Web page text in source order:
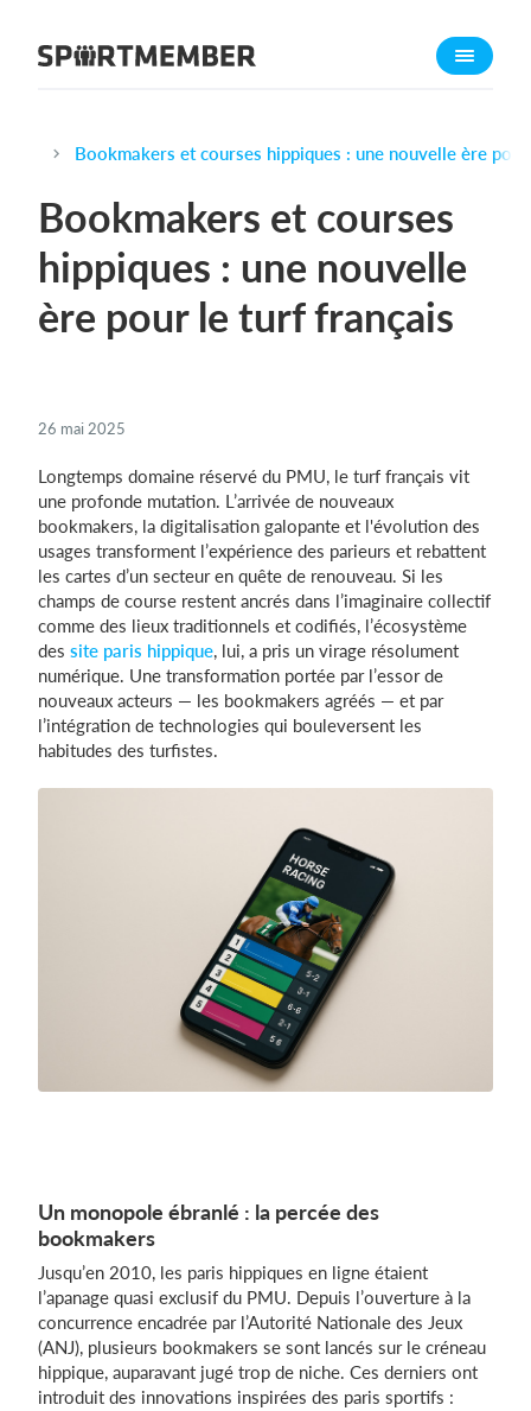
À propos de sportmember
Fonctionnalités
Calendrier sportif
Collecte de cotisations
Boutique en ligne
Combien ça coûte ?
Français
Se connecter
Bookmakers et courses hippiques : une nouvelle ère
Bookmakers et courses
hippiques : une nouvelle
ère pour le turf français
26 mai 2025
Longtemps domaine réservé du PMU, le turf français vit
une profonde mutation. L’arrivée de nouveaux
bookmakers, la digitalisation galopante et l'évolution des
usages transforment l’expérience des parieurs et rebattent
les cartes d’un secteur en quête de renouveau. Si les
champs de course restent ancrés dans l’imaginaire collectif
comme des lieux traditionnels et codifiés, l’écosystème
des site paris hippique, lui, a pris un virage résolument
numérique. Une transformation portée par l’essor de
nouveaux acteurs — les bookmakers agréés — et par
l’intégration de technologies qui bouleversent les
habitudes des turfistes.
Un monopole ébranlé : la percée des
bookmakers
Jusqu’en 2010, les paris hippiques en ligne étaient
l’apanage quasi exclusif du PMU. Depuis l’ouverture à la
concurrence encadrée par l’Autorité Nationale des Jeux
(ANJ), plusieurs bookmakers se sont lancés sur le créneau
hippique, auparavant jugé trop de niche. Ces derniers ont
introduit des innovations inspirées des paris sportifs :